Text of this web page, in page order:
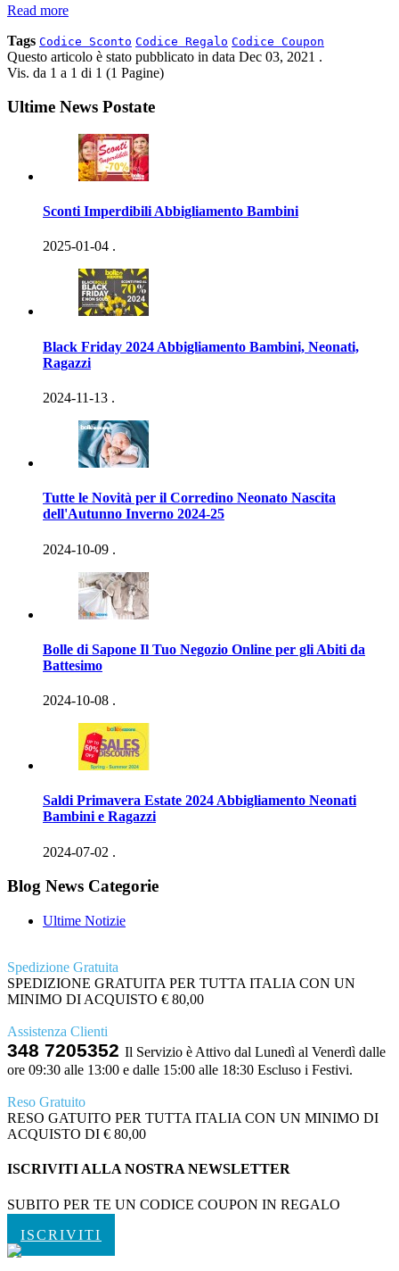
Read more
Tags Codice Sconto Codice Regalo Codice Coupon
Questo articolo è stato pubblicato in data Dec 03, 2021 .
Vis. da 1 a 1 di 1 (1 Pagine)
Ultime News Postate
Sconti Imperdibili Abbigliamento Bambini
2025-01-04 .
Black Friday 2024 Abbigliamento Bambini, Neonati,
Ragazzi
2024-11-13 .
Tutte le Novità per il Corredino Neonato Nascita
dell'Autunno Inverno 2024-25
2024-10-09 .
Bolle di Sapone Il Tuo Negozio Online per gli Abiti da
Battesimo
2024-10-08 .
Saldi Primavera Estate 2024 Abbigliamento Neonati
Bambini e Ragazzi
2024-07-02 .
Blog News Categorie
Ultime Notizie
Spedizione Gratuita
SPEDIZIONE GRATUITA PER TUTTA ITALIA CON UN
MINIMO DI ACQUISTO € 80,00
Assistenza Clienti
348 7205352 Il Servizio è Attivo dal Lunedì al Venerdì dalle
ore 09:30 alle 13:00 e dalle 15:00 alle 18:30 Escluso i Festivi.
Reso Gratuito
RESO GATUITO PER TUTTA ITALIA CON UN MINIMO DI
ACQUISTO DI € 80,00
ISCRIVITI ALLA NOSTRA NEWSLETTER
SUBITO PER TE UN CODICE COUPON IN REGALO
ISCRIVITI